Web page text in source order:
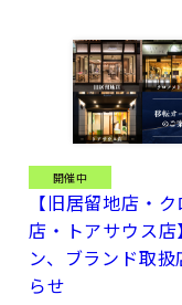
開催中
【旧居留地店・
店・トアサウス
ン、ブランド取
らせ